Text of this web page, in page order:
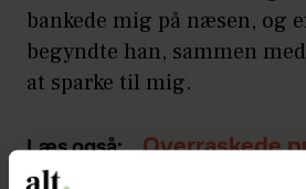
bankede mig på næsen, og
begyndte han, sammen
at sparke til mig.
Læs også:
Overraskede